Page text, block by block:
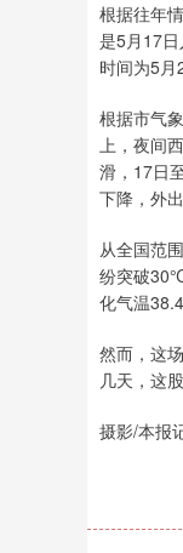
根据往年
是5月17
时间为5月
根据市气
上，夜间
滑，17日
下降，外
从全国范
纷突破
化气温
然而，这
几天，这
摄影/本报